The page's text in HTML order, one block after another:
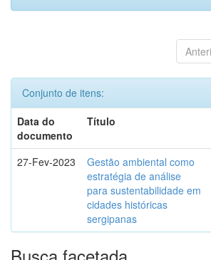
Conjunto de itens:
Data do
documento
Título
27-Fev-2023
Gestão ambiental como
estratégia de análise
para sustentabilidade em
cidades históricas
sergipanas